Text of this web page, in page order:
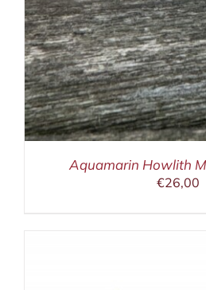
Aquamarin Howlith
€26,00